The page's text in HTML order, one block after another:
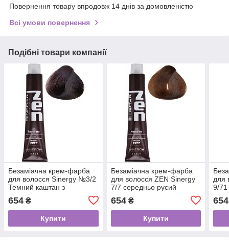
Повернення товару впродовж 14 днів за домовленістю
Всі умови повернення
Подібні товари компанії
Безаміачна крем-фарба
для волосся Sinergy №3/2
Темний каштан з
фіолетовим відтінком 100
мл
654 ₴
Купити
Безаміачна крем-фарба
для волосся ZEN Sinergy
7/7 середньо русий
654₴
Купити
для
9/71
100
654